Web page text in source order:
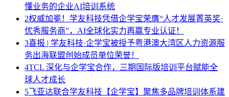
懂业务的企业AI培训系统
2权威加冕！学友科技凭借企学宝荣膺“人才发展菁英奖·
优秀服务商”，AI全球化实力再赢专业认证！
3喜报 | 学友科技·企学宝被授予粤港澳大湾区人力资源服
务出海联盟创始成员单位荣誉！
4TCL 深化与企学宝合作，三期国际版培训平台赋能全
球人才成长
5飞亚达联合学友科技【企学宝】聚焦多品牌培训体系建